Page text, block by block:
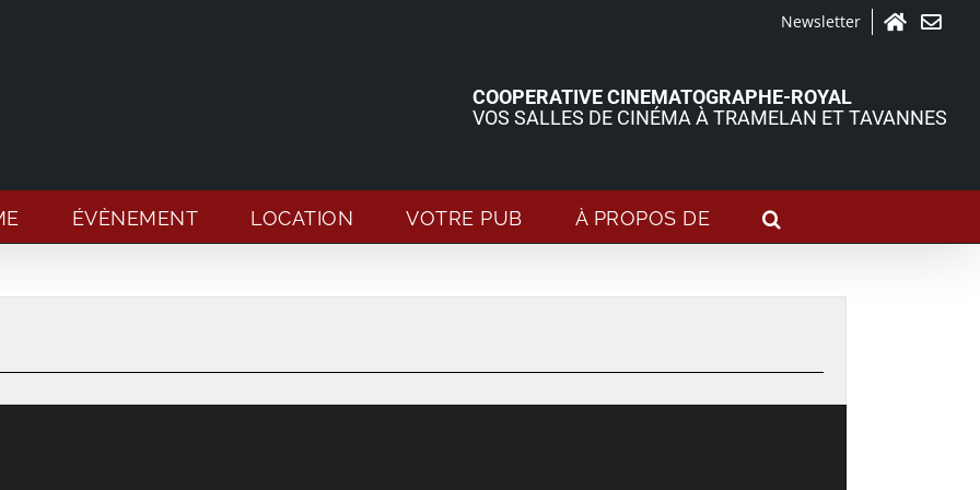
Newsletter
COOPERATIVE CINEMATOGRAPHE-ROYAL
VOS SALLES DE CINÉMA À TRAMELAN ET TAVANNES
ÉVÈNEMENT LOCATION VOTRE PUB À PROPOS DE